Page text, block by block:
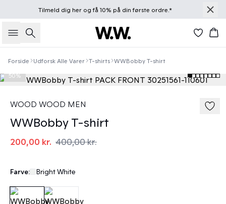
Tilmeld dig herog få 10% på din første ordre.*
Søg
Forside Udforsk Alle Varer T-shirts WWBobby T-shirt
50%
WOOD WOOD MEN
WWBobby T-shirt
200,00 kr. 400,00 kr.
Farve: Bright White